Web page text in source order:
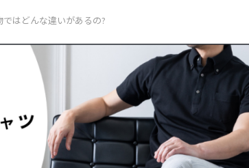
はどんな違いがあるの?